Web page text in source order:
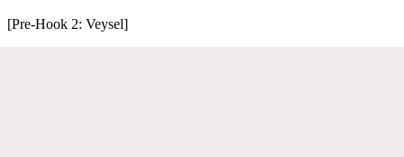
[Pre-Hook 2: Veysel]